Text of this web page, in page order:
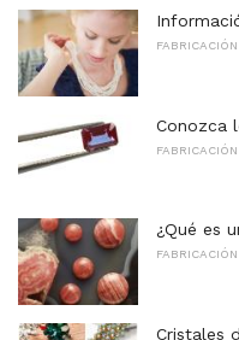
Conozca
¿Qué es
Cristales